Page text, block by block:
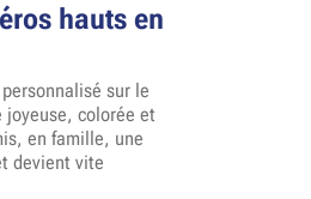
hauts en
sur le
joyeuse, colorée et
en famille, une
devient vite